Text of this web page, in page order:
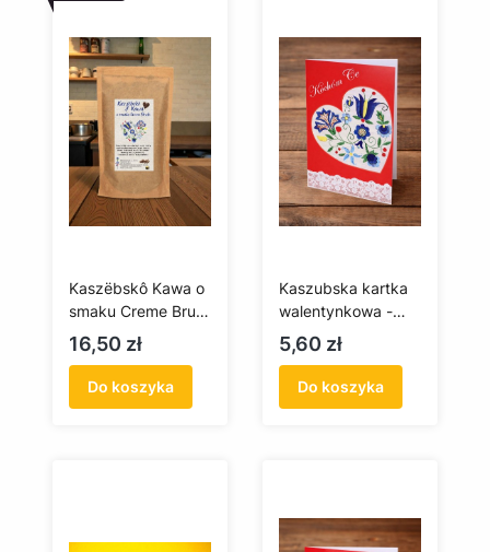
Kaszëbskô Kawa o
smaku Creme Brule
- 100 g (mielona)
Cena
16,50 zł
Do koszyka
Kaszubska kartka
walentynkowa -
Kòchóm Ce +
koperta
Cena
5,60 zł
Do koszyka